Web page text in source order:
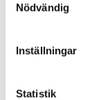
Nödvändig
Inställningar
Statistik